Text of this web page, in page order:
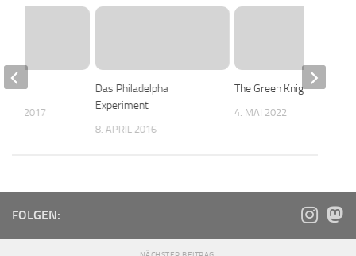
Das Philadelpha
Experiment
8. APRIL 2016
The Green Knight
4. MAI 2022
2017
FOLGEN: